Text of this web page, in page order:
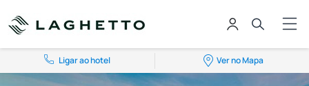
Ligar ao hotel Ver no Mapa